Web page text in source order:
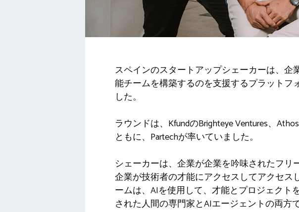
スペインのスタートアップシェーカーは、
能チームを構築するのを支援するプラットフ
した。
ラウンドは、KfundのBrighteye Ventures、
ともに、Partechが率いていました。
シェーカーは、企業が企業を吟味されたフリ
企業が技術者の才能にアクセスしてアクセ
ームは、AIを使用して、才能とプロジェク
された人間の専門家とAIエージェントの両方